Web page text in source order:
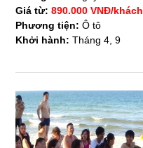
Giá từ:890.000 VNĐ/khách
Phương tiện: Ô tô
Khởi hành:Tháng 4, 9